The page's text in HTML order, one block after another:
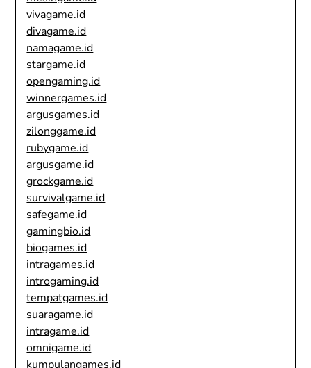
vivagame.id
divagame.id
namagame.id
stargame.id
opengaming.id
winnergames.id
argusgames.id
zilonggame.id
rubygame.id
argusgame.id
grockgame.id
survivalgame.id
safegame.id
gamingbio.id
biogames.id
intragames.id
introgaming.id
tempatgames.id
suaragame.id
intragame.id
omnigame.id
kumpulangames.id